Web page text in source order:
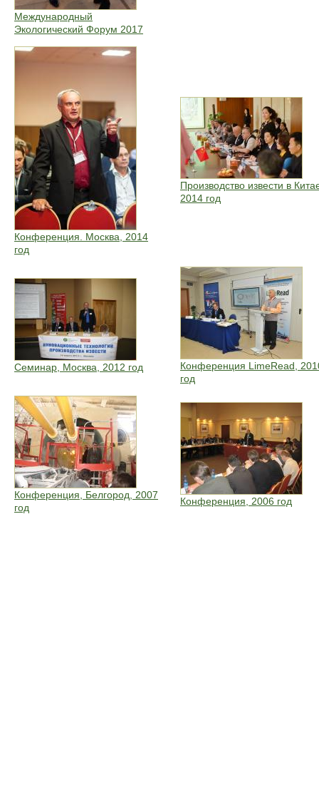
Международный
Экологический Форум 2017
Конференция. Москва, 2014
год
Производство извести в
2014 год
Семинар, Москва, 2012 год
Конференция LimeRead,
год
Конференция, Белгород, 2007
год
Конференция, 2006 год